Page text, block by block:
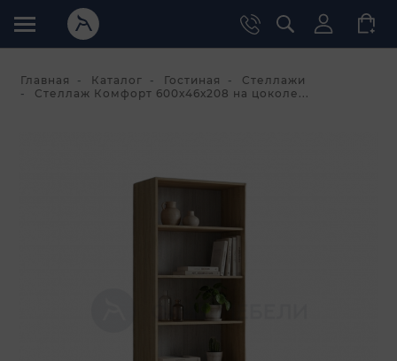
Главная Каталог Гостиная
Стеллажи
Стеллаж Комфорт 600х46х208 на цоколе...